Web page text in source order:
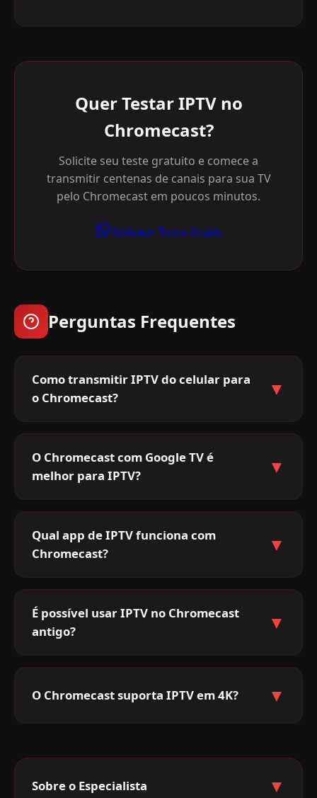
Quer Testar IPTV no
Chromecast?
Solicite seu teste gratuito e comece a
transmitir centenas de canais para sua TV
pelo Chromecast em poucos minutos.
Solicitar Teste Grátis
Perguntas Frequentes
Como transmitir IPTV do celular para
o Chromecast?
▼
O Chromecast com Google TV é
melhor para IPTV?
▼
Qual app de IPTV funciona com
Chromecast?
▼
É possível usar IPTV no Chromecast
antigo?
▼
O Chromecast suporta IPTV em 4K? ▼
Sobre o Especialista ▼